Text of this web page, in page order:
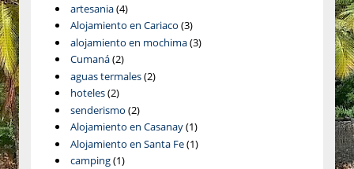
artesania(4)
Alojamiento en Cariaco (3)
alojamiento en mochima(3)
Cumaná(2)
aguas termales(2)
hoteles(2)
senderismo (2)
Alojamiento en Casanay(1)
Alojamiento en Santa Fe(1)
camping(1)